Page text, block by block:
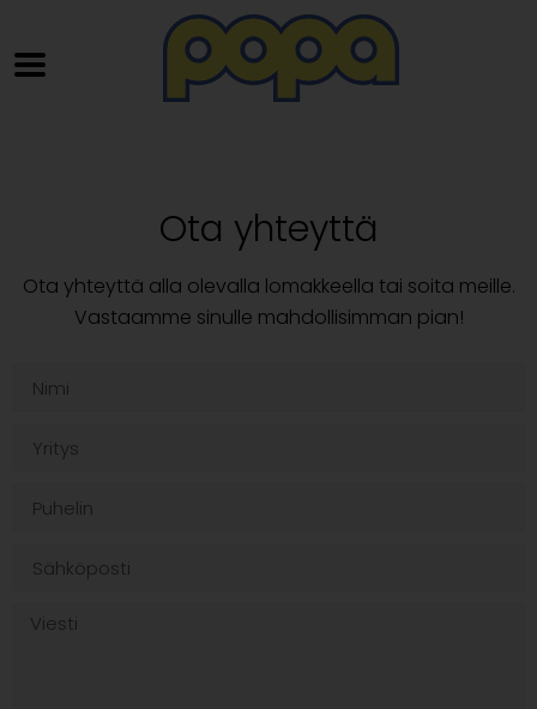
Ota yhteyttä
Ota yhteyttä alla olevalla lomakkeella tai soita meille.
Vastaamme sinulle mahdollisimman pian!